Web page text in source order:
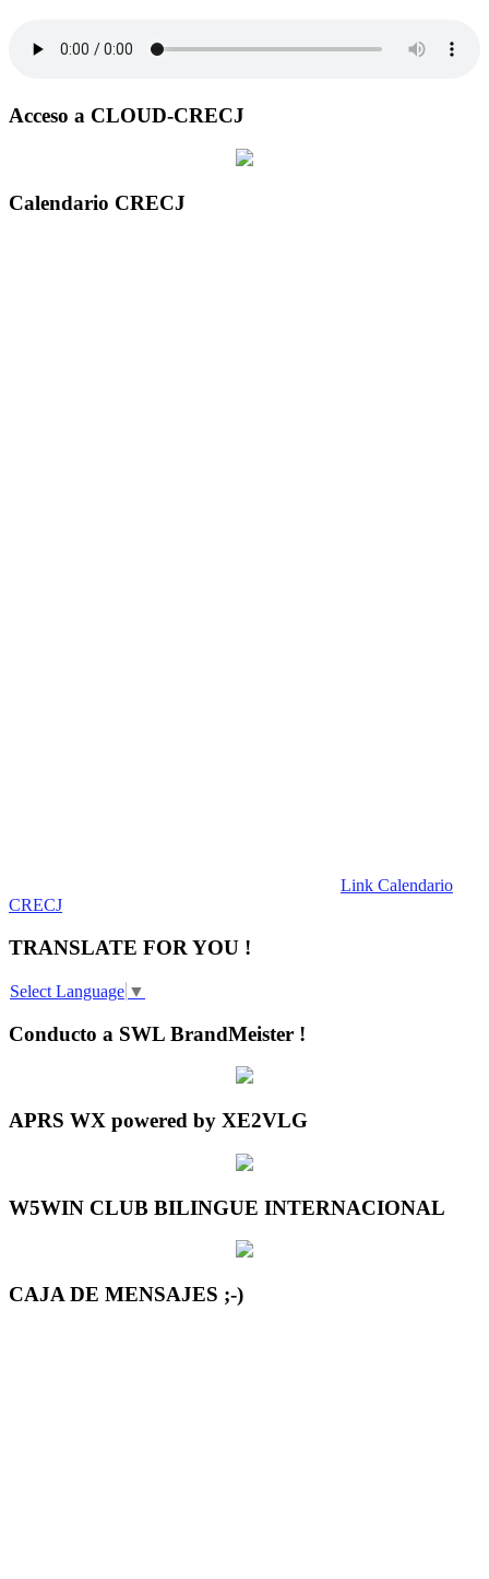
Acceso a CLOUD-CRECJ
Calendario CRECJ
Link Calendario
CRECJ
TRANSLATE FOR YOU !
Select Language ▼
Conducto a SWL BrandMeister !
APRS WX powered by XE2VLG
W5WIN CLUB BILINGUE INTERNACIONAL
CAJA DE MENSAJES ;-)